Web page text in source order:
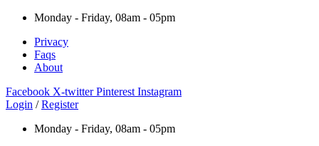
Monday - Friday, 08am - 05pm
Privacy
Faqs
About
Facebook X-twitter Pinterest Instagram
Login / Register
Monday - Friday, 08am - 05pm